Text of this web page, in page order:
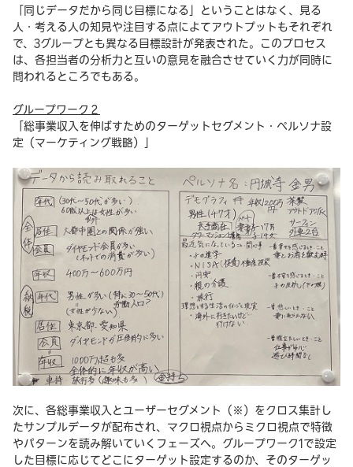
「同じデータだから同じ目標になる」ということはなく、見る
人・考える人の知見や注目する点によてアウトプットもそれぞれ
で、3グループとも異なる目標設計が発表された。このプロセス
は、各担当者の分析力と互いの意見を融合させていく力が同時に
問われるところでもある。
グループワーク２
「総事業収入を伸ばすためのターゲットセグメント・ペルソナ設
定（マーケティング戦略）」
次に、各総事業収入とユーザーセグメント（※）をクロス集計し
たサンプルデータが配布され、マクロ視点からミクロ視点で特徴
やパターンを読み解いていくフェーズへ。グループワーク1で設定
した目標に応じてどこにターゲット設定するのか、そのターゲッ